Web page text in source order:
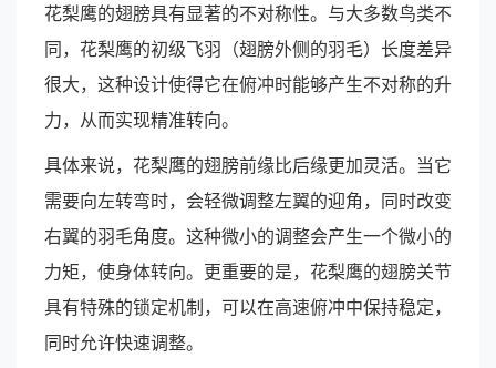
花梨鹰的翅膀具有显著的不对称性。与大多数鸟类不
同，花梨鹰的初级飞羽（翅膀外侧的羽毛）长度差异
很大，这种设计使得它在俯冲时能够产生不对称的升
力，从而实现精准转向。
具体来说，花梨鹰的翅膀前缘比后缘更加灵活。当它
需要向左转弯时，会轻微调整左翼的迎角，同时改变
右翼的羽毛角度。这种微小的调整会产生一个微小的
力矩，使身体转向。更重要的是，花梨鹰的翅膀关节
具有特殊的锁定机制，可以在高速俯冲中保持稳定，
同时允许快速调整。